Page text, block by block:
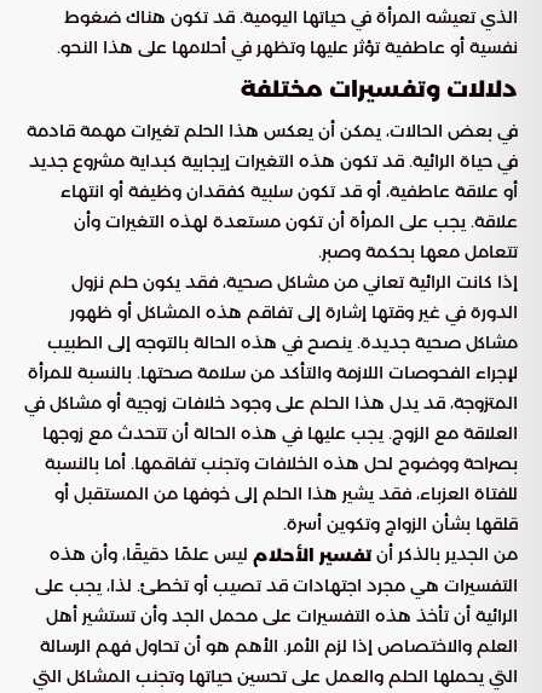
الذي تعيشه المرأة في حياتها اليومية. قد تكون هناك ضغوط
نفسية أو عاطفية تؤثر عليها وتظهر في أحلامها على هذا النحو.
دلالات وتفسيرات مختلفة
في بعض الحالات، يمكن أن يعكس هذا الحلم تغيرات مهمة قادمة
في حياة الرائية. قد تكون هذه التغيرات إيجابية كبداية مشروع جديد
أو علاقة عاطفية، أو قد تكون سلبية كفقدان وظيفة أو انتهاء
علاقة. يجب على المرأة أن تكون مستعدة لهذه التغيرات وأن
تتعامل معها بحكمة وصبر.
إذا كانت الرائية تعاني من مشاكل صحية، فقد يكون حلم نزول
الدورة في غير وقتها إشارة إلى تفاقم هذه المشاكل أو ظهور
مشاكل صحية جديدة. ينصح في هذه الحالة بالتوجه إلى الطبيب
لإجراء الفحوصات اللازمة والتأكد من سلامة صحتها. بالنسبة للمرأة
المتزوجة، قد يدل هذا الحلم على وجود خلافات زوجية أو مشاكل في
العلاقة مع الزوج. يجب عليها في هذه الحالة أن تتحدث مع زوجها
بصراحة ووضوح لحل هذه الخلافات وتجنب تفاقمها. أما بالنسبة
للفتاة العزباء، فقد يشير هذا الحلم إلى خوفها من المستقبل أو
قلقها بشأن الزواج وتكوين أسرة.
من الجدير بالذكر أنتفسير الأحلام ليس علمًا دقيقًا، وأن هذه
التفسيرات هي مجرد اجتهادات قد تصيب أو تخطئ. لذا، يجب على
الرائية أن تأخذ هذه التفسيرات على محمل الجد وأن تستشير أهل
العلم والاختصاص إذا لزم الأمر. الأهم هو أن تحاول فهم الرسالة
التي يحملها الحلم والعمل على تحسين حياتها وتجنب المشاكل التي